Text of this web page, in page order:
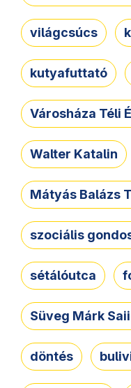
világcsúcs
kutyafuttató
Városháza Téli
Walter Katalin
Mátyás Balázs
szociális
sétálóutca
Süveg Márk
döntés